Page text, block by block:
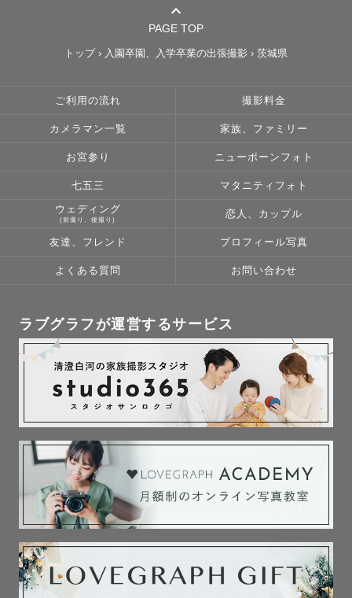
PAGE TOP
トップ › 入園卒園、入学卒業の出張撮影 › 茨城県
ご利用の流れ 撮影料金
カメラマン一覧 家族、ファミリー
お宮参り ニューボーンフォト
七五三 マタニティフォト
ウェディング
(前撮り、後撮り)
恋人、カップル
友達、フレンド プロフィール写真
よくある質問 お問い合わせ
ラブグラフが運営するサービス